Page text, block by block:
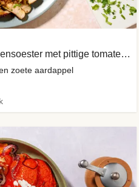
Poc Chuc-geïnspireerde varkensoester met pittige tomatensalade
zoete aardappel